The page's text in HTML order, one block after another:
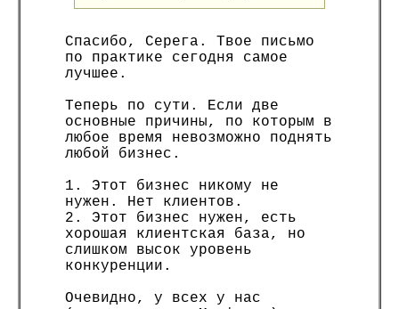
Спасибо, Серега. Твое письмо
по практике сегодня самое
лучшее.
Теперь по сути. Если две
основные причины, по которым в
любое время невозможно поднять
любой бизнес.
1. Этот бизнес никому не
нужен. Нет клиентов.
2. Этот бизнес нужен, есть
хорошая клиентская база, но
слишком высок уровень
конкуренции.
Очевидно, у всех у нас